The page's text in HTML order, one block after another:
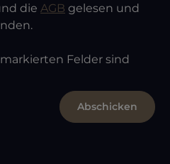
die AGB gelesen und
Felder sind
Abschicken